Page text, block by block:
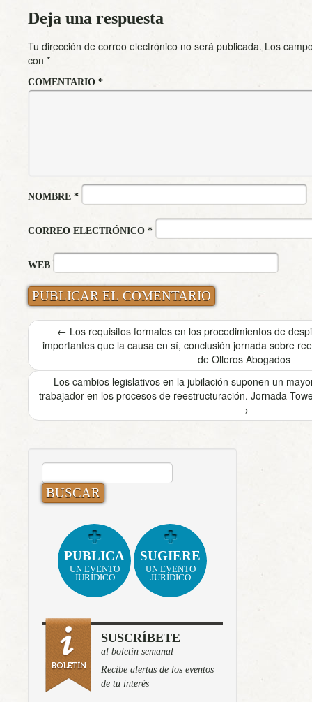
Deja una respuesta
Tu dirección de correo electrónico no será publicada. Los
con *
COMENTARIO *
NOMBRE *
CORREO ELECTRÓNICO *
WEB
← Los requisitos formales en los procedimientos de
importantes que la causa en sí, conclusión jornada sobre
de Olleros Abogados
Los cambios legislativos en la jubilación suponen un
trabajador en los procesos de reestructuración. Jornada
→
BUSCAR:
PUBLICA
UN EVENTO
JURÍDICO
SUGIERE
UN EVENTO
JURÍDICO
SUSCRÍBETE
al boletín semanal
Recibe alertas de los eventos
de tu interés